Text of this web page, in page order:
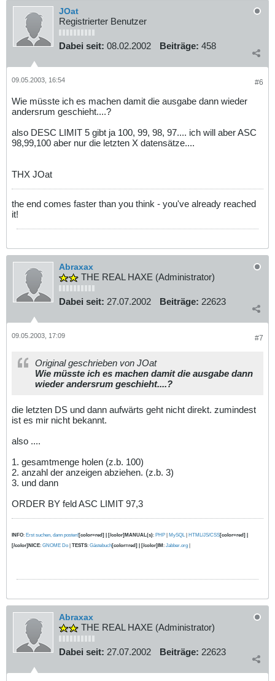
JOat
Registrierter Benutzer
Dabei seit: 08.02.2002 Beiträge: 458
#6
09.05.2003, 16:54
Wie müsste ich es machen damit die ausgabe dann wieder
andersrum geschieht....?
also DESC LIMIT 5 gibt ja 100, 99, 98, 97.... ich will aber ASC
98,99,100 aber nur die letzten X datensätze....
THX JOat
the end comes faster than you think - you've already reached
it!
Abraxax
THE REAL HAXE (Administrator)
Dabei seit: 27.07.2002 Beiträge: 22623
#7
09.05.2003, 17:09
Original geschrieben von JOat
Wie müsste ich es machen damit die ausgabe dann
wieder andersrum geschieht....?
die letzten DS und dann aufwärts geht nicht direkt. zumindest
ist es mir nicht bekannt.
also ....
1. gesamtmenge holen (z.b. 100)
2. anzahl der anzeigen abziehen. (z.b. 3)
3. und dann
ORDER BY feld ASC LIMIT 97,3
INFO: Erst suchen, dann posten![color=red] | [/color]MANUAL(s): PHP | MySQL | HTML/JS/CSS[color=red] |
[/color]NICE: GNOME Do | TESTS: Gästebuch[color=red] | [/color]IM: Jabber.org |
Abraxax
THE REAL HAXE (Administrator)
Dabei seit: 27.07.2002 Beiträge: 22623